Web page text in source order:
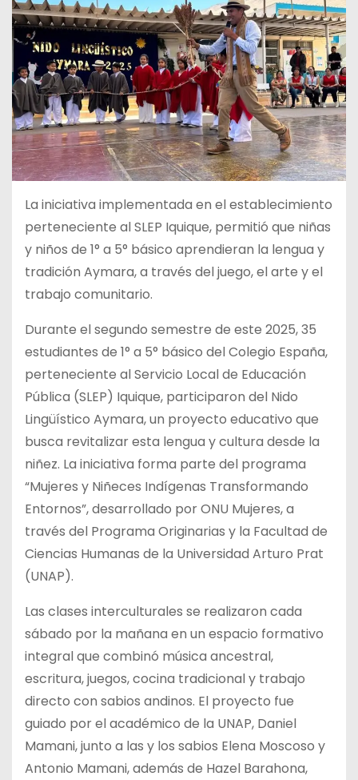
La iniciativa implementada en el establecimiento
perteneciente al SLEP Iquique, permitió que niñas
y niños de 1° a 5° básico aprendieran la lengua y
tradición Aymara, a través del juego, el arte y el
trabajo comunitario.
Durante el segundo semestre de este 2025, 35
estudiantes de 1° a 5° básico del Colegio España,
perteneciente al Servicio Local de Educación
Pública (SLEP) Iquique, participaron del Nido
Lingüístico Aymara, un proyecto educativo que
busca revitalizar esta lengua y cultura desde la
niñez. La iniciativa forma parte del programa
“Mujeres y Niñeces Indígenas Transformando
Entornos”, desarrollado por ONU Mujeres, a
través del Programa Originarias y la Facultad de
Ciencias Humanas de la Universidad Arturo Prat
(UNAP).
Las clases interculturales se realizaron cada
sábado por la mañana en un espacio formativo
integral que combinó música ancestral,
escritura, juegos, cocina tradicional y trabajo
directo con sabios andinos. El proyecto fue
guiado por el académico de la UNAP, Daniel
Mamani, junto a las y los sabios Elena Moscoso y
Antonio Mamani, además de Hazel Barahona,